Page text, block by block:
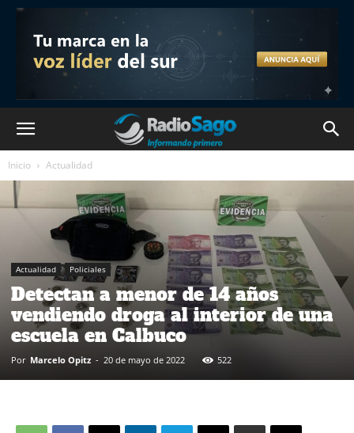
Inicio Actualidad
Actualidad Policiales
Detectan a menor de 14 años
vendiendo droga al interior de una
escuela en Calbuco
Por Marcelo Opitz - 20 de mayo de 2022 522